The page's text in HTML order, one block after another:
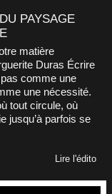
PAYSAGE
matière
Duras Écrire
comme une
une nécessité.
tout circule, où
jusqu’à parfois se
Lire l'édito